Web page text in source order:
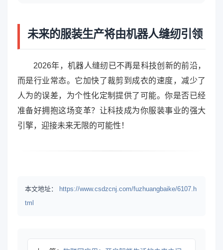
未来的服装生产将由机器人缝纫引领
2026年，机器人缝纫已不再是科技创新的前沿，
而是行业常态。它加快了裁剪到成衣的速度，减少了
人为的误差，为个性化定制提供了可能。你是否已经
准备好拥抱这场变革？让科技成为你服装事业的强大
引擎，迎接未来无限的可能性！
本文地址：
https://www.csdzcnj.com/fuzhuangbaike/6107.h
tml